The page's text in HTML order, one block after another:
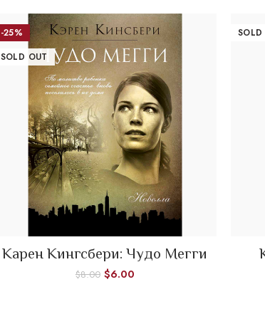
Покинув Оулз Перч более двух лет
Мартином Палмером и детьми, которых
возвратившись в Оулз Перч, она
раны начинают болеть с новой силой.
Ханна вынуждена общаться с бывшим
Сарой, при этом выясняются многие ранее
она мир Englischer и человека, который
может, и к первой любви?
-25%
SOLD OUT
READ MORE
Карен Кингсбери: Чудо Мегги
$8.00 $6.00
SOLD